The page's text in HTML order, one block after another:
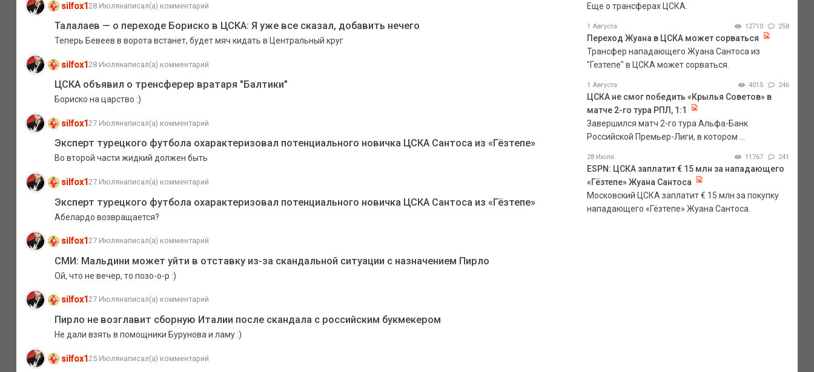
silfox128 Июлянаписал(а) комментарий
Талалаев — о переходе Бориско в ЦСКА: Я уже все сказал, добавить нечего
Теперь Бевеев в ворота встанет, будет мяч кидать в Центральный круг
silfox128 Июлянаписал(а) комментарий
ЦСКА объявил о тренсферер вратаря "Балтики"
Бориско на царство :)
silfox127 Июлянаписал(а) комментарий
Эксперт турецкого футбола охарактеризовал потенциального новичка ЦСКА Сантоса из «Гёзтепе»
Во второй части жидкий должен быть
silfox127 Июлянаписал(а) комментарий
Эксперт турецкого футбола охарактеризовал потенциального новичка ЦСКА Сантоса из «Гёзтепе»
Абелардо возвращается?
silfox127 Июлянаписал(а) комментарий
СМИ: Мальдини может уйти в отставку из-за скандальной ситуации с назначением Пирло
Ой, что не вечер, то позо-о-р :)
silfox127 Июлянаписал(а) комментарий
Пирло не возглавит сборную Италии после скандала с российским букмекером
Не дали взять в помощники Бурунова и ламу :)
silfox125 Июлянаписал(а) комментарий
Еще о трансферах ЦСКА.
1 Августа 12710 258
Переход Жуана в ЦСКА может сорваться
Трансфер нападающего Жуана Сантоса из
"Гезтепе" в ЦСКА может сорваться.
1 Августа 4015 246
ЦСКА не смог победить «Крылья Советов» в
матче 2-го тура РПЛ, 1:1
Завершился матч 2-го тура Альфа-Банк
Российской Премьер-Лиги, в котором ...
28 Июля 11767 241
ESPN: ЦСКА заплатит € 15 млн за нападающего
«Гёзтепе» Жуана Сантоса
Московский ЦСКА заплатит € 15 млн за покупку
нападающего «Гёзтепе» Жуана Сантоса.